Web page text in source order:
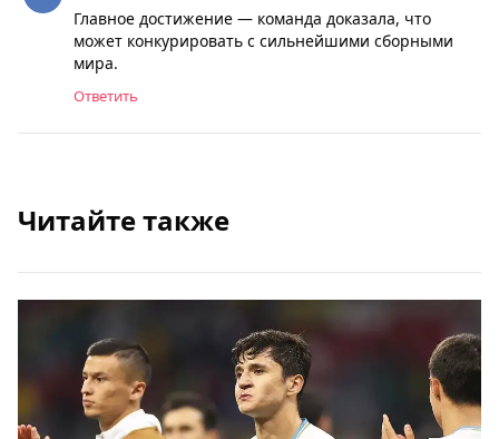
Главное достижение — команда доказала, что
может конкурировать с сильнейшими сборными
мира.
Ответить
Читайте также